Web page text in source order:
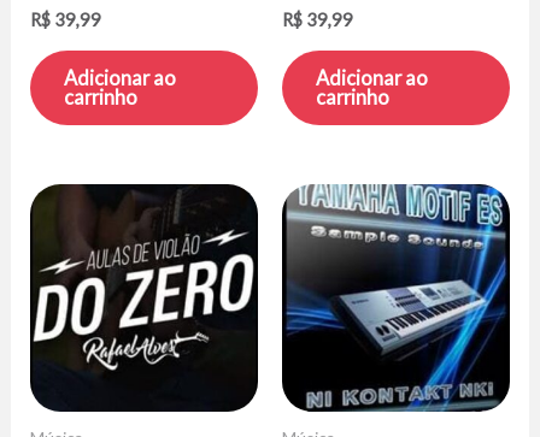
R$ 39,99
Adicionar ao
carrinho
R$ 39,99
Adicionar ao
carrinho